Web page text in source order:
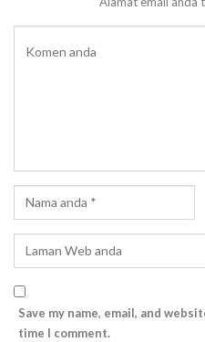
Save my name, email, and
time I comment.